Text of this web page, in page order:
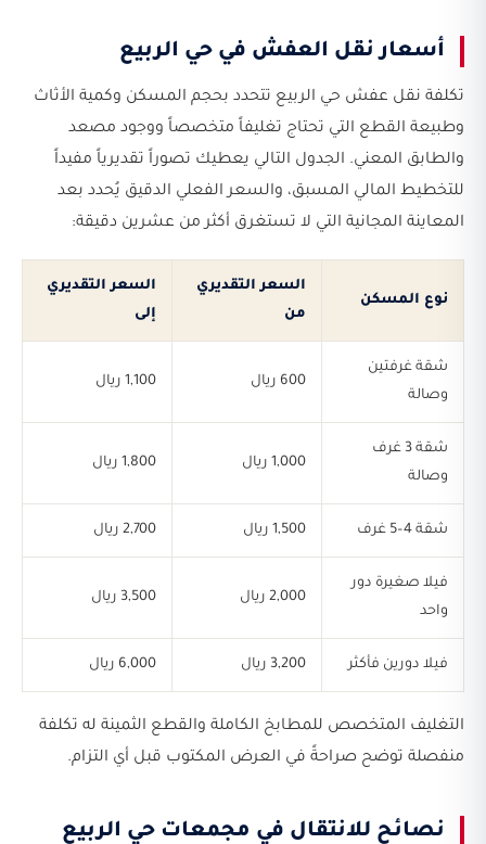
أسعار نقل العفش في حي الربيع
تكلفة نقل عفش حي الربيع تتحدد بحجم المسكن وكمية الأثاث
وطبيعة القطع التي تحتاج تغليفاً متخصصاً ووجود مصعد
والطابق المعني. الجدول التالي يعطيك تصوراً تقديرياً مفيداً
للتخطيط المالي المسبق، والسعر الفعلي الدقيق يُحدد بعد
المعاينة المجانية التي لا تستغرق أكثر من عشرين دقيقة:
نوع المسكن
السعر التقديري
من
السعر التقديري
إلى
شقة غرفتين
وصالة
600 ريال 1,100 ريال
شقة 3 غرف
وصالة
1,000 ريال 1,800 ريال
شقة 4–5 غرف 1,500 ريال 2,700 ريال
فيلا صغيرة دور
واحد
2,000 ريال 3,500 ريال
فيلا دورين فأكثر 3,200 ريال 6,000 ريال
التغليف المتخصص للمطابخ الكاملة والقطع الثمينة له تكلفة
منفصلة توضح صراحةً في العرض المكتوب قبل أي التزام.
نصائح للانتقال في مجمعات حي الربيع